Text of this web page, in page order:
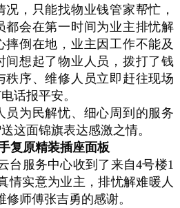
，只能找物业钱管家帮忙，
都会在第一时间为业主排忧解
摔倒在地，业主因工作不能及
间想起了物业人员，拨打了钱
秩序、维修人员立即赶往现场
话报平安。
员为民解忧、细心周到的服务
这面锦旗表达感激之情。
复原精装插座面板
台服务中心收到了来自4号楼1
情实意为业主，排忧解难暖人
师傅张吉勇的感谢。